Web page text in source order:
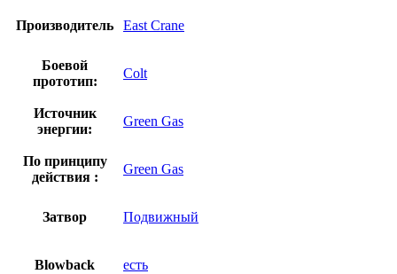
Производитель East Crane
Боевой
прототип:
Colt
Источник
энергии:
Green Gas
По принципу
действия :
Green Gas
Затвор Подвижный
Blowback есть